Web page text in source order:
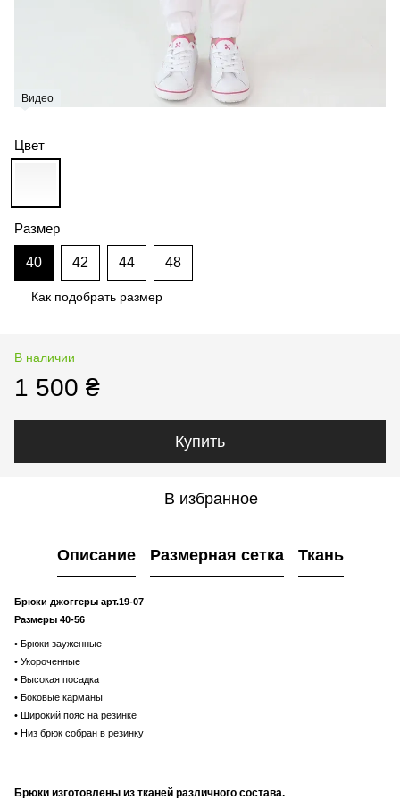
Видео
Цвет
Размер
40 42 44 48
Как подобрать размер
В наличии
1 500 ₴
Купить
В избранное
Описание Размерная сетка Ткань
Брюки джоггеры арт.19-07
Размеры 40-56
• Брюки зауженные
• Укороченные
• Высокая посадка
• Боковые карманы
• Широкий пояс на резинке
• Низ брюк собран в резинку
Брюки изготовлены из тканей различного состава.